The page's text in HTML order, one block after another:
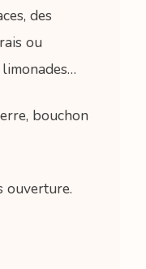
des
ou
bouchon
ouverture.